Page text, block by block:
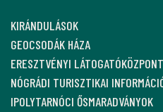
KIRÁNDULÁSOK
GEOCSODÁK HÁZA
ERESZTVÉNYI LÁTOGATÓKÖZPONT
NÓGRÁDI TURISZTIKAI
IPOLYTARNÓCI ŐSMARADVÁNYOK